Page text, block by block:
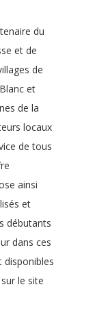
du
et de
de
et
de la
locaux
de tous
ainsi
et
débutants
dans ces
le site